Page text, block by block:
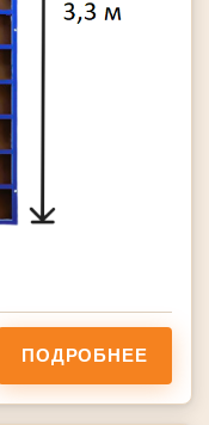
ПОДРОБНЕЕ